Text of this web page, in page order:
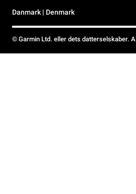
Danmark | Denmark
© Garmin Ltd. eller dets datterselskaber.